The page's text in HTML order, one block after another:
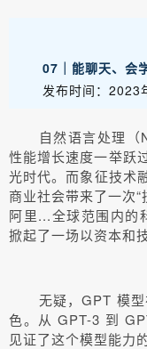
07｜能聊天、会
发布时间：2023
自然语言处理
性能增长速度一举跃
光时代。而象征技术
商业社会带来了一次“
阿里...全球范围内的
掀起了一场以资本和
无疑，GPT 模
色。从 GPT-3 到
见证了这个模型能力